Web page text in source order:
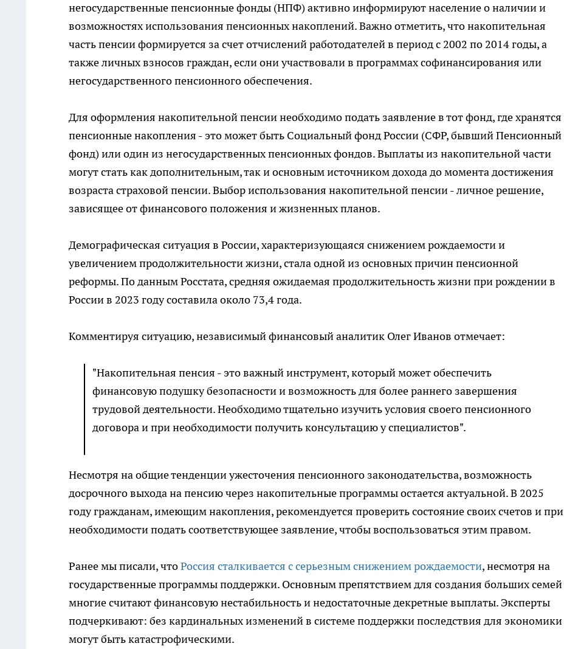
негосударственные пенсионные фонды (НПФ) активно информируют население о наличии и
возможностях использования пенсионных накоплений. Важно отметить, что накопительная
часть пенсии формируется за счет отчислений работодателей в период с 2002 по 2014 годы, а
также личных взносов граждан, если они участвовали в программах софинансирования или
негосударственного пенсионного обеспечения.
Для оформления накопительной пенсии необходимо подать заявление в тот фонд, где хранятся
пенсионные накопления - это может быть Социальный фонд России (СФР, бывший Пенсионный
фонд) или один из негосударственных пенсионных фондов. Выплаты из накопительной части
могут стать как дополнительным, так и основным источником дохода до момента достижения
возраста страховой пенсии. Выбор использования накопительной пенсии - личное решение,
зависящее от финансового положения и жизненных планов.
Демографическая ситуация в России, характеризующаяся снижением рождаемости и
увеличением продолжительности жизни, стала одной из основных причин пенсионной
реформы. По данным Росстата, средняя ожидаемая продолжительность жизни при рождении в
России в 2023 году составила около 73,4 года.
Комментируя ситуацию, независимый финансовый аналитик Олег Иванов отмечает:
"Накопительная пенсия - это важный инструмент, который может обеспечить
финансовую подушку безопасности и возможность для более раннего завершения
трудовой деятельности. Необходимо тщательно изучить условия своего пенсионного
договора и при необходимости получить консультацию у специалистов".
Несмотря на общие тенденции ужесточения пенсионного законодательства, возможность
досрочного выхода на пенсию через накопительные программы остается актуальной. В 2025
году гражданам, имеющим накопления, рекомендуется проверить состояние своих счетов и при
необходимости подать соответствующее заявление, чтобы воспользоваться этим правом.
Ранее мы писали, чтоРоссия сталкивается с серьезным снижением рождаемости, несмотря на
государственные программы поддержки. Основным препятствием для создания больших семей
многие считают финансовую нестабильность и недостаточные декретные выплаты. Эксперты
подчеркивают: без кардинальных изменений в системе поддержки последствия для экономики
могут быть катастрофическими.